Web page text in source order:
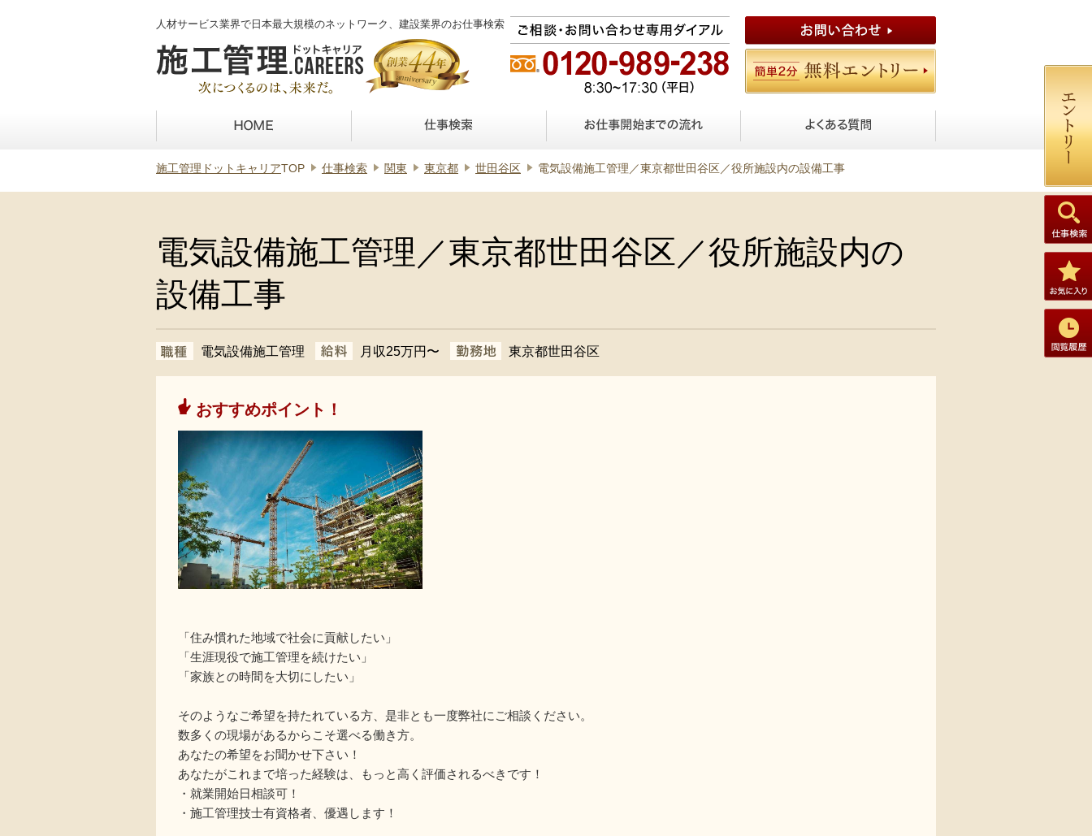
人材サービス業界で日本最大規模のネットワーク、建設業界のお仕事検索
施工管理ドットキャリアTOP 仕事検索 関東 東京都 世田谷区 電気設備施工管理／東京都世田谷区／役所施設内の設備工事
電気設備施工管理／東京都世田谷区／役所施設内の
設備工事
電気設備施工管理 月収25万円〜 東京都世田谷区
おすすめポイント！
「住み慣れた地域で社会に貢献したい」
「生涯現役で施工管理を続けたい」
「家族との時間を大切にしたい」
そのようなご希望を持たれている方、是非とも一度弊社にご相談ください。
数多くの現場があるからこそ選べる働き方。
あなたの希望をお聞かせ下さい！
あなたがこれまで培った経験は、もっと高く評価されるべきです！
・就業開始日相談可！
・施工管理技士有資格者、優遇します！